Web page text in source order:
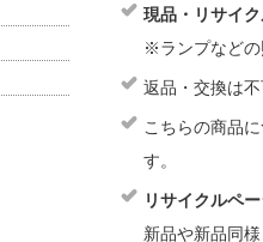
現品・リサイ
※ランプなどの
返品・交換は不
こちらの商品
す。
リサイクルペ
新品や新品同